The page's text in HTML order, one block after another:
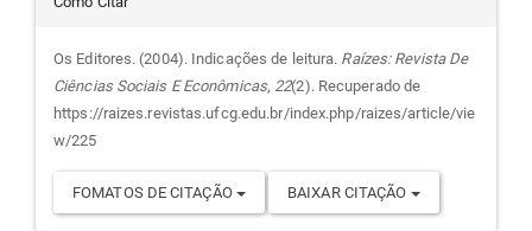
do
artigo
Os Editores. (2004). Indicações de leitura. Raízes: Revista De
Ciências Sociais E Econômicas, 22(2). Recuperado de
https://raizes.revistas.ufcg.edu.br/index.php/raizes/article/vie
w/225
FOMATOS DE CITAÇÃO BAIXAR CITAÇÃO